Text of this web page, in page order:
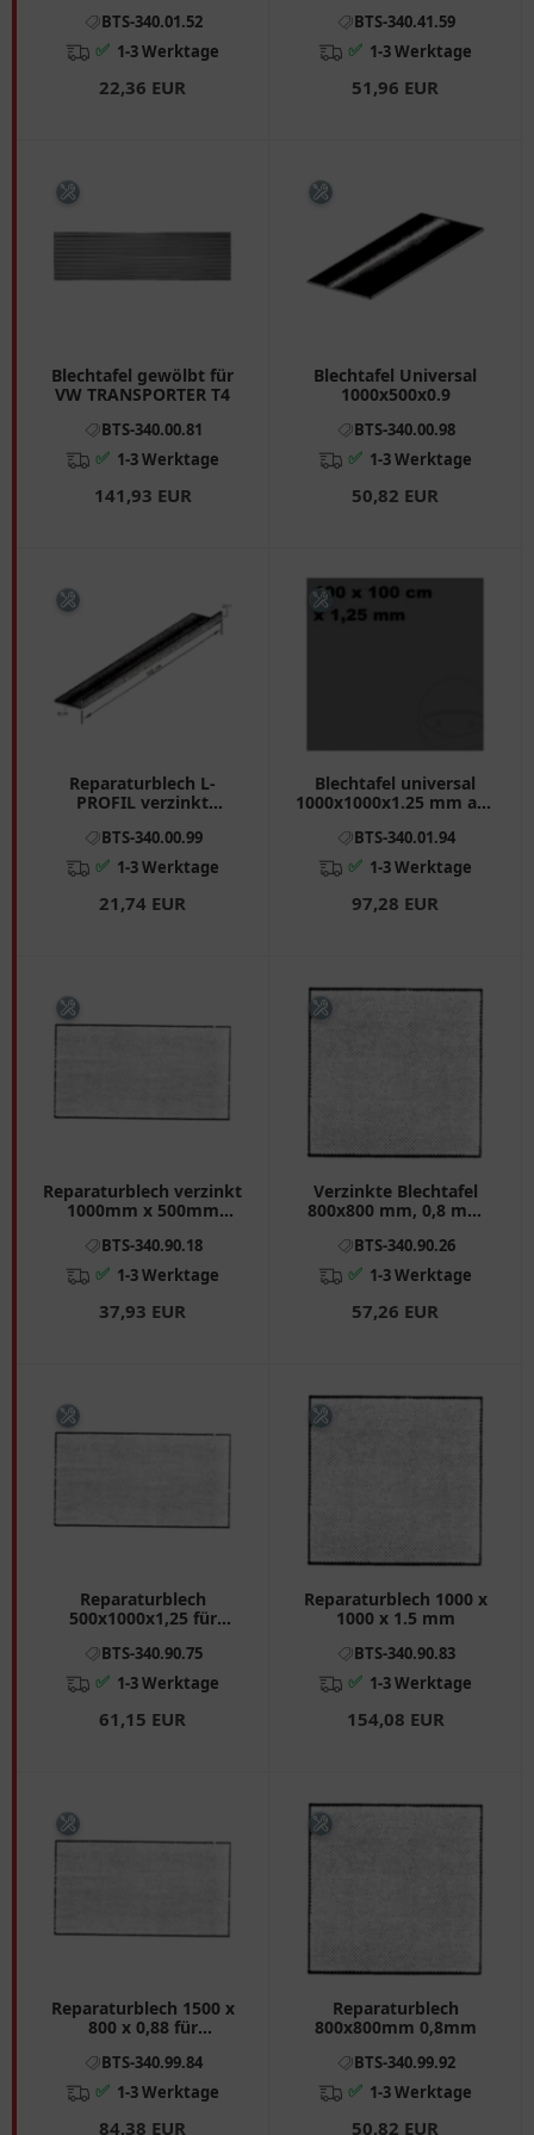
Van Wezel
BTS-340.01.52
✅ 1-3 Werktage
22,36 EUR
BTS-340.41.59
✅ 1-3 Werktage
51,96 EUR
Blechtafel gewölbt für
VW TRANSPORTER T4
BTS-340.00.81
✅ 1-3 Werktage
141,93 EUR
Blechtafel Universal
1000x500x0.9
BTS-340.00.98
✅ 1-3 Werktage
50,82 EUR
Reparaturblech L-
PROFIL verzinkt
BTS-340.00.99
✅ 1-3 Werktage
21,74 EUR
Blechtafel universal
1000x1000x1.25 mm aus
BTS-340.01.94
✅ 1-3 Werktage
97,28 EUR
Reparaturblech verzinkt
1000mm x 500mm
BTS-340.90.18
✅ 1-3 Werktage
37,93 EUR
Verzinkte Blechtafel
800x800 mm, 0,8 mm
BTS-340.90.26
✅ 1-3 Werktage
57,26 EUR
Reparaturblech
500x1000x1,25 für
BTS-340.90.75
✅ 1-3 Werktage
61,15 EUR
Reparaturblech 1000 x
1000 x 1.5 mm
BTS-340.90.83
✅ 1-3 Werktage
154,08 EUR
Reparaturblech 1500 x
800 x 0,88 für
BTS-340.99.84
✅ 1-3 Werktage
84,38 EUR
Reparaturblech
800x800mm 0,8mm
BTS-340.99.92
✅ 1-3 Werktage
50,82 EUR